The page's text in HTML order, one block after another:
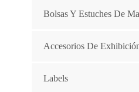
Bolsas Y Estuches De
Accesorios De
Labels